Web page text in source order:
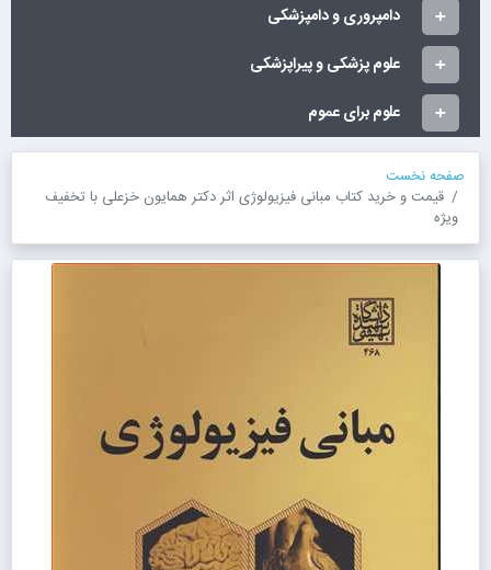
دامپروری و دامپزشکی
علوم پزشکی و پیراپزشکی
علوم برای عموم
صفحه نخست
قیمت و خرید کتاب مبانی فیزیولوژی اثر دکتر همایون خزعلی با تخفیف
ویژه